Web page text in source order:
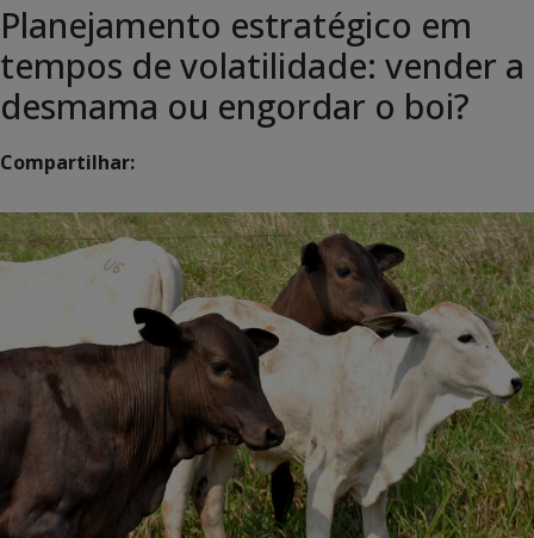
Planejamento estratégico em
tempos de volatilidade: vender a
desmama ou engordar o boi?
Compartilhar: